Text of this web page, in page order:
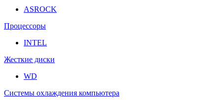
ASROCK
Процессоры
INTEL
Жесткие диски
WD
Системы охлаждения компьютера